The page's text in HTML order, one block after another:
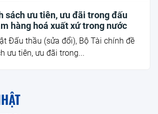
sách ưu tiên, ưu đãi trong đấu
hàng hoá xuất xứ trong nước
Đấu thầu (sửa đổi), Bộ Tài chính đề
ưu tiên, ưu đãi trong...